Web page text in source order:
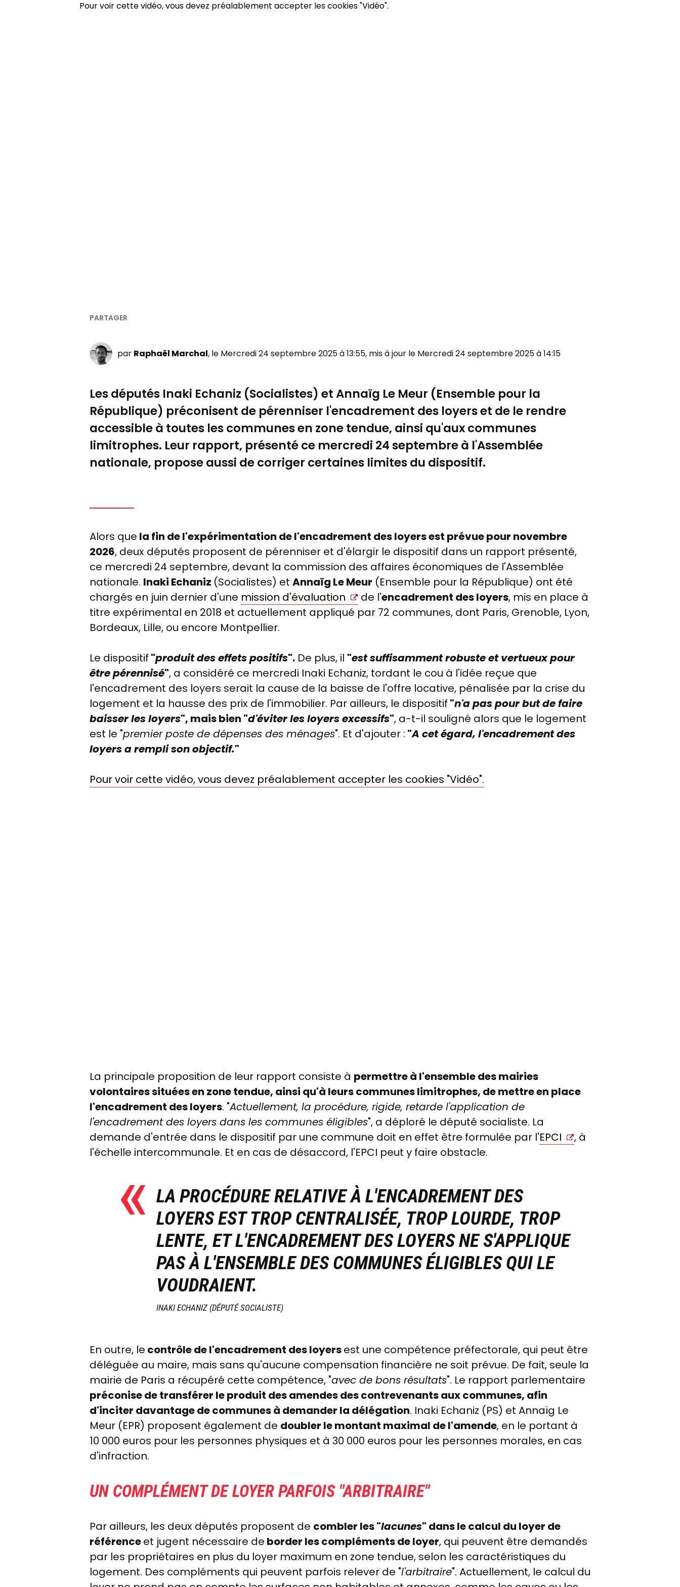
Pour voir cette vidéo, vous devez préalablement accepter les cookies "Vidéo".
par Raphaël Marchal, le Mercredi 24 septembre 2025 à 13:55, mis à jour le Mercredi 24 septembre 2025 à 14:15
Les députés Inaki Echaniz (Socialistes) et Annaïg Le Meur (Ensemble pour la
République) préconisent de pérenniser l'encadrement des loyers et de le rendre
accessible à toutes les communes en zone tendue, ainsi qu'aux communes
limitrophes. Leur rapport, présenté ce mercredi 24 septembre à l'Assemblée
nationale, propose aussi de corriger certaines limites du dispositif.
Alors que la fin de l'expérimentation de l'encadrement des loyers est prévue pour novembre
2026, deux députés proposent de pérenniser et d'élargir le dispositif dans un rapport présenté,
ce mercredi 24 septembre, devant la commission des affaires économiques de l'Assemblée
nationale. Inaki Echaniz (Socialistes) et Annaïg Le Meur (Ensemble pour la République) ont été
chargés en juin dernier d'une mission d'évaluation de l'encadrement des loyers, mis en place à
titre expérimental en 2018 et actuellement appliqué par 72 communes, dont Paris, Grenoble, Lyon,
Bordeaux, Lille, ou encore Montpellier.
Le dispositif "produit des effets positifs". De plus, il "est suffisamment robuste et vertueux pour
être pérennisé", a considéré ce mercredi Inaki Echaniz, tordant le cou à l'idée reçue que
l'encadrement des loyers serait la cause de la baisse de l'offre locative, pénalisée par la crise du
logement et la hausse des prix de l'immobilier. Par ailleurs, le dispositif "n'a pas pour but de faire
baisser les loyers", mais bien "d'éviter les loyers excessifs", a-t-il souligné alors que le logement
est le "premier poste de dépenses des ménages". Et d'ajouter : "A cet égard, l'encadrement des
loyers a rempli son objectif."
Pour voir cette vidéo, vous devez préalablement accepter les cookies "Vidéo".
La principale proposition de leur rapport consiste à permettre à l'ensemble des mairies
volontaires situées en zone tendue, ainsi qu'à leurs communes limitrophes, de mettre en place
l'encadrement des loyers. "Actuellement, la procédure, rigide, retarde l'application de
l'encadrement des loyers dans les communes éligibles", a déploré le député socialiste. La
demande d'entrée dans le dispositif par une commune doit en effet être formulée par l'EPCI
, à
l'échelle intercommunale. Et en cas de désaccord, l'EPCI peut y faire obstacle.
LA PROCÉDURE RELATIVE À L'ENCADREMENT DES
LOYERS EST TROP CENTRALISÉE, TROPLOURDE, TROP
LENTE, ET L'ENCADREMENT DES LOYERS NE S'APPLIQUE
PAS À L'ENSEMBLE DES COMMUNES ÉLIGIBLES QUI LE
VOUDRAIENT.
INAKI ECHANIZ (DÉPUTÉ SOCIALISTE)
En outre, le contrôle de l'encadrement des loyersest une compétence préfectorale, qui peut être
déléguée au maire, mais sans qu'aucune compensation financière ne soit prévue. De fait, seule la
mairie de Paris a récupéré cette compétence, "avec de bons résultats". Le rapport parlementaire
préconise de transférer le produit des amendes des contrevenants aux communes, afin
d'inciter davantage de communes à demander la délégation. Inaki Echaniz (PS) et Annaïg Le
Meur (EPR) proposent également de doubler le montant maximal de l'amende, en le portant à
10 000 euros pour les personnes physiques et à 30 000 euros pour les personnes morales, en cas
d'infraction.
UN COMPLÉMENT DE LOYER PARFOIS "ARBITRAIRE"
Par ailleurs, les deux députés proposent de combler les "lacunes" dans le calcul du loyer de
référenceet jugent nécessaire de border les compléments de loyer, qui peuvent être demandés
par les propriétaires en plus du loyer maximum en zone tendue, selon les caractéristiques du
logement. Des compléments qui peuvent parfois relever de "l'arbitraire". Actuellement, le calcul du